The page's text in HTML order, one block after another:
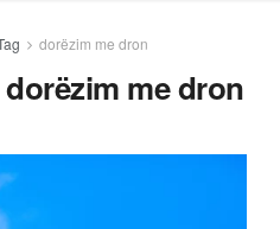
dorëzim me dron
dorëzim me dron